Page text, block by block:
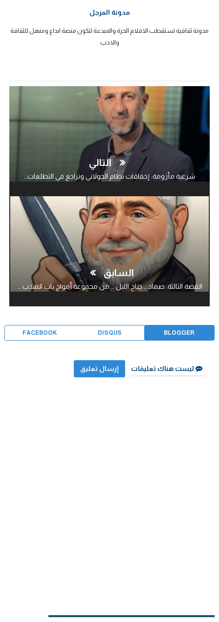
مدونة المرجل
مدونة ثقافية تستقطب الاقلام الحرة والمبدعة لتكون منصة ابداع ومنهل للثقافة
والادب
التالي
شرعية مأزومة: إخفاقات نظام الجولاني وتراجع في التطلعات…
السابق
القصة الثالثة: صماد … جناح الليل … من مجموعة أمواج باب المندب …!
BLOGGER
DISQUS
FACEBOOK
ليست هناك تعليقات إرسال تعليق